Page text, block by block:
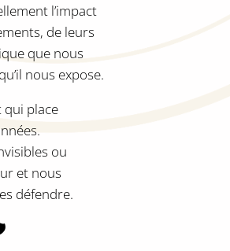
l’impact
de leurs
que nous
nous expose.
place
ou
et nous
défendre.